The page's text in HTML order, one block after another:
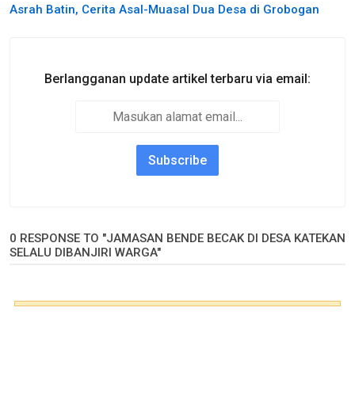
Asrah Batin, Cerita Asal-Muasal Dua Desa di Grobogan
Berlangganan update artikel terbaru via email:
0 RESPONSE TO "JAMASAN BENDE BECAK DI DESA KATEKAN
SELALU DIBANJIRI WARGA"